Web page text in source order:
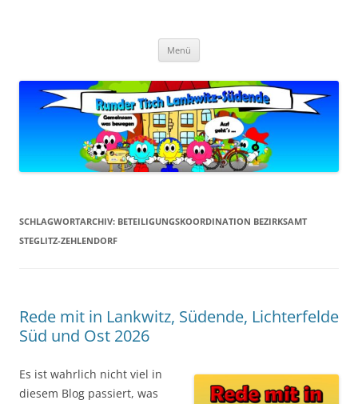
Menü
SCHLAGWORTARCHIV: BETEILIGUNGSKOORDINATION BEZIRKSAMT
STEGLITZ-ZEHLENDORF
Rede mit in Lankwitz, Südende, Lichterfelde
Süd und Ost 2026
Es ist wahrlich nicht viel in
diesem Blog passiert, was